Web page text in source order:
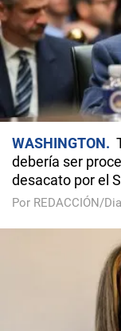
WASHINGTON
debería ser
desacato por el
Por REDACCIÓN/